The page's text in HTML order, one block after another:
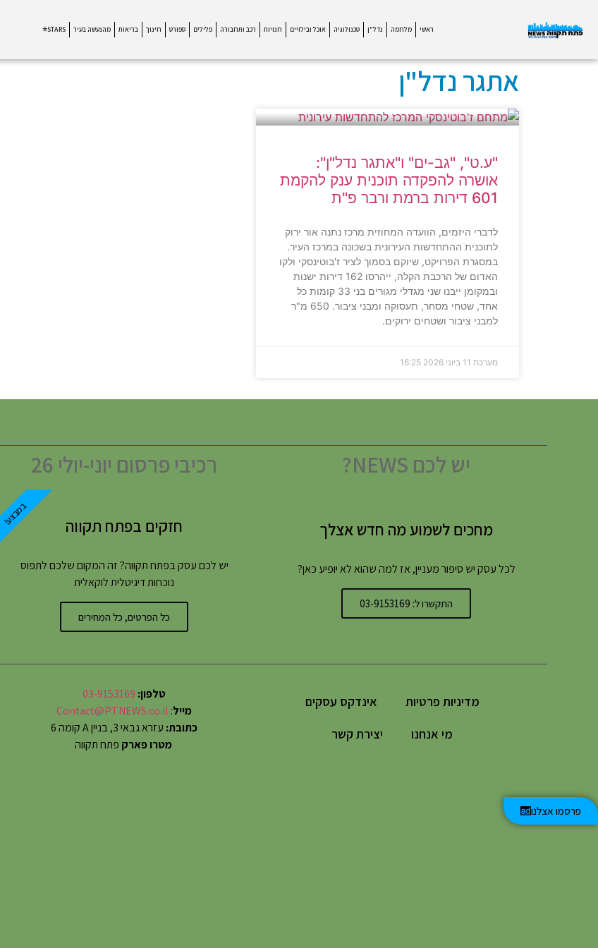
ראשי מלחמה נדל"ן טכנולוגיה אוכל ובילויים חנויות רכב ותחבורה פלילים ספורט חינוך בריאות מהנעשה בעיר STARS⭐
אתגר נדל"ן
"ע.ט", "גב-ים" ו"אתגר נדל"ן":
אושרה להפקדה תוכנית ענק להקמת
601 דירות ברמת ורבר פ"ת
לדברי היזמים, הוועדה המחוזית מרכז נתנה אור ירוק
לתוכנית ההתחדשות העירונית בשכונה במרכז העיר.
במסגרת הפרויקט, שיוקם בסמוך לציר ז'בוטינסקי ולקו
האדום של הרכבת הקלה, ייהרסו 162 דירות ישנות
ובמקומן ייבנו שני מגדלי מגורים בני 33 קומות כל
אחד, שטחי מסחר, תעסוקה ומבני ציבור. 650 מ"ר
למבני ציבור ושטחים ירוקים.
מערכת 11 ביוני 2026 16:25
פרסמו אצלנו
יש לכם NEWS?
מחכים לשמוע מה חדש אצלך
לכל עסק יש סיפור מעניין, אז למה שהוא לא יופיע כאן?
התקשרו ל: 03-9153169
רכיבי פרסום יוני-יולי 26
חזקים בפתח תקווה
יש לכם עסק בפתח תקווה? זה המקום שלכם לתפוס
נוכחות דיגיטלית לוקאלית
כל הפרטים, כל המחירים
במבצע!
מדיניות פרטיות
אינדקס עסקים
מי אנחנו
יצירת קשר
טלפון: 03-9153169
מייל:
Contact@PTNEWS.co.il
כתובת: עזרא גבאי 3, בניין A קומה 6
מטרו פארק פתח תקווה